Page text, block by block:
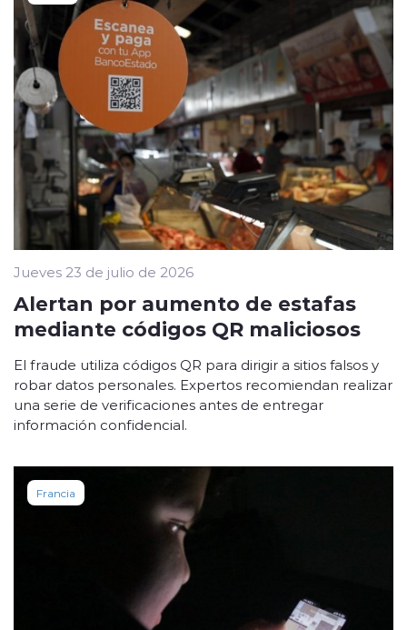
Jueves 23 de julio de 2026
Alertan por aumento de estafas
mediante códigos QR maliciosos
El fraude utiliza códigos QR para dirigir a sitios falsos y
robar datos personales. Expertos recomiendan realizar
una serie de verificaciones antes de entregar
información confidencial.
Francia